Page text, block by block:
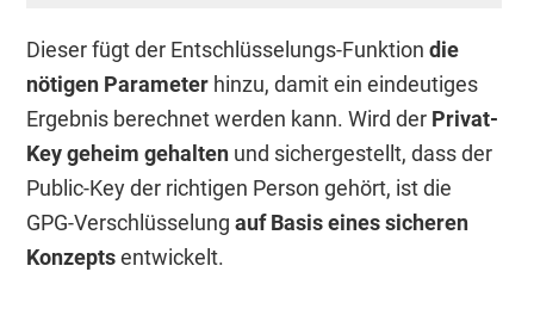
Dieser fügt der Entschlüsselungs-Funktiondie
nötigen Parameter hinzu, damit ein eindeutiges
Ergebnis berechnet werden kann. Wird der Privat-
Key geheim gehalten und sichergestellt, dass der
Public-Key der richtigen Person gehört, ist die
GPG-Verschlüsselungauf Basis eines sicheren
Konzeptsentwickelt.